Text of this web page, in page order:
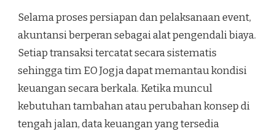
Selama proses persiapan dan pelaksanaan event,
akuntansi berperan sebagai alat pengendali biaya.
Setiap transaksi tercatat secara sistematis
sehingga tim EO Jogja dapat memantau kondisi
keuangan secara berkala. Ketika muncul
kebutuhan tambahan atau perubahan konsep di
tengah jalan, data keuangan yang tersedia